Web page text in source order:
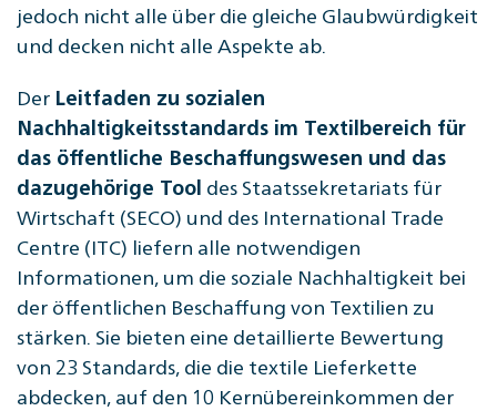
jedoch nicht alle über die gleiche Glaubwürdigkeit
und decken nicht alle Aspekte ab.
Der Leitfaden zu sozialen
Nachhaltigkeitsstandards im Textilbereich für
das öffentliche Beschaffungswesen und das
dazugehörige Tool des Staatssekretariats für
Wirtschaft (SECO) und des International Trade
Centre (ITC) liefern alle notwendigen
Informationen, um die soziale Nachhaltigkeit bei
der öffentlichen Beschaffung von Textilien zu
stärken. Sie bieten eine detaillierte Bewertung
von 23 Standards, die die textile Lieferkette
abdecken, auf den 10 Kernübereinkommen der